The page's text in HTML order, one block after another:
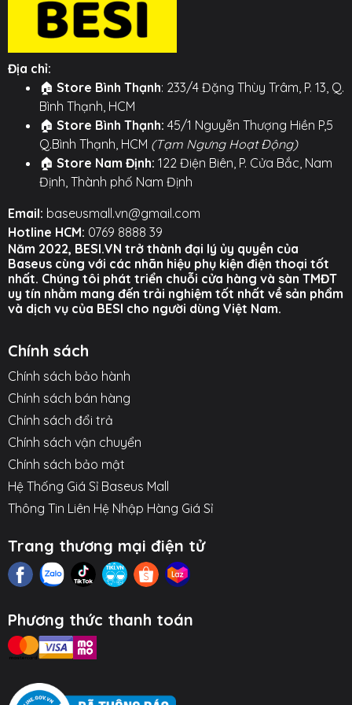
minh, đảm bảo an toàn tuyệt đối cho bạn và các
thiết bị.
⚙️ TÍNH NĂNG NỔI BẬT ⚙️
○ Thiết kế "tất cả trong một": Phích cắm chuyển đổi
đa quốc gia kiêm bộ sạc đa cổng.
○ Sạc 4 thiết bị cùng lúc: 1 qua ổ cắm AC, 3 qua 3
cổng sạc (1 USB, 2 Type-C).
○ Thiết kế nhỏ gọn, an toàn, lý tưởng cho du lịch.
Hình ảnh sản phẩm
Địa chỉ:
🏠 Store Bình Thạnh: 233/4 Đặng Thùy Trâm, P. 13, Q.
Bình Thạnh, HCM
🏠 Store Bình Thạnh: 45/1 Nguyễn Thượng Hiền P,5
Q.Bình Thạnh, HCM (Tạm Ngưng Hoạt Động)
🏠 Store Nam Định: 122 Điện Biên, P. Cửa Bắc, Nam
Định, Thành phố Nam Định
Email: baseusmall.vn@gmail.com
Hotline HCM: 0769 8888 39
Năm 2022, BESI.VN trở thành đại lý ủy quyền của
Baseus cùng với các nhãn hiệu phụ kiện điện thoại tốt
nhất. Chúng tôi phát triển chuỗi cửa hàng và sàn TMĐT
uy tín nhằm mang đến trải nghiệm tốt nhất về sản phẩm
và dịch vụ của BESI cho người dùng Việt Nam.
Chính sách
Chính sách bảo hành
Chính sách bán hàng
Chính sách đổi trả
Chính sách vận chuyển
Chính sách bảo mật
Hệ Thống Giá Sỉ Baseus Mall
Thông Tin Liên Hệ Nhập Hàng Giá Sỉ
Trang thương mại điện tử
Phương thức thanh toán